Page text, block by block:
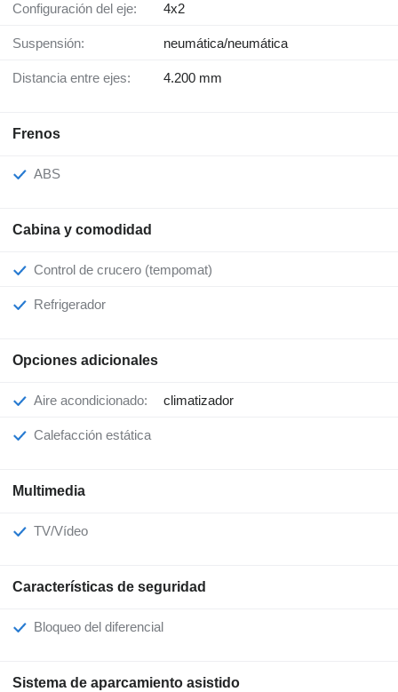
Configuración del eje: 4x2
Suspensión: neumática/neumática
Distancia entre ejes: 4.200 mm
Frenos
ABS
Cabina y comodidad
Control de crucero (tempomat)
Refrigerador
Opciones adicionales
Aire acondicionado: climatizador
Calefacción estática
Multimedia
TV/Vídeo
Características de seguridad
Bloqueo del diferencial
Sistema de aparcamiento asistido